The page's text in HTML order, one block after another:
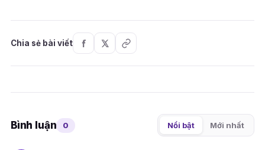
Chia sẻ bài viết
Bình luận 0 Nổi bật Mới nhất